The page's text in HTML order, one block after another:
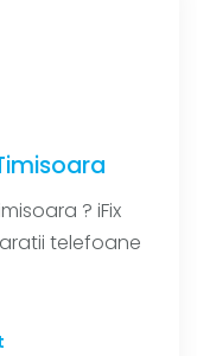
? iFix
telefoane